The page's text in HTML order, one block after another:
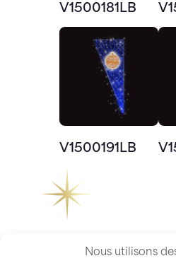
Nous utilisons
V1500181LB
V1500191LB